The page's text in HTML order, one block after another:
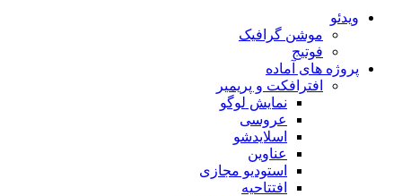
ویدئو
موشن گرافیک
فوتیج
پروژه های آماده
افترافکت و پریمیر
نمایش لوگو
عروسی
اسلایدشو
عناوین
استودیو مجازی
افتتاحیه